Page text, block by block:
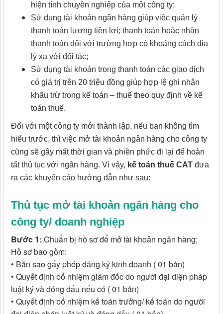
hiện tính chuyên nghiệp của một công ty;
Sử dụng tài khoản ngân hàng giúp việc quản lý
thanh toán lương tiện lợi; thanh toán hoặc nhận
thanh toán đối với trường hợp có khoảng cách địa
lý xa với đối tác;
Sử dụng tài khoản trong thanh toán các giao dịch
có giá trị trên 20 triệu đồng giúp hợp lệ ghi nhận
khấu trừ trong kế toán – thuế theo quy định về kế
toán thuế.
Đối với một công ty mới thành lập, nếu bạn không tìm
hiểu trước, thì việc mở tài khoản ngân hàng cho công ty
cũng sẽ gây mất thời gian và phiền phức đi lại để hoàn
tất thủ tục với ngân hàng. Vì vậy, kế toán thuế CAT đưa
ra các khuyến cáo hướng dẫn như sau:
Thủ tục mở tài khoản ngân hàng cho
công ty/ doanh nghiệp
Bước 1: Chuẩn bị hồ sơ để mở tài khoản ngân hàng;
Hồ sơ bao gồm:
• Bản sao gấy phép đăng ký kinh doanh ( 01 bản)
• Quyết định bổ nhiệm giám đốc do người đại diện pháp
luật ký và đóng dấu nếu có ( 01 bản)
• Quyết định bổ nhiệm kế toán trưởng/ kế toán do người